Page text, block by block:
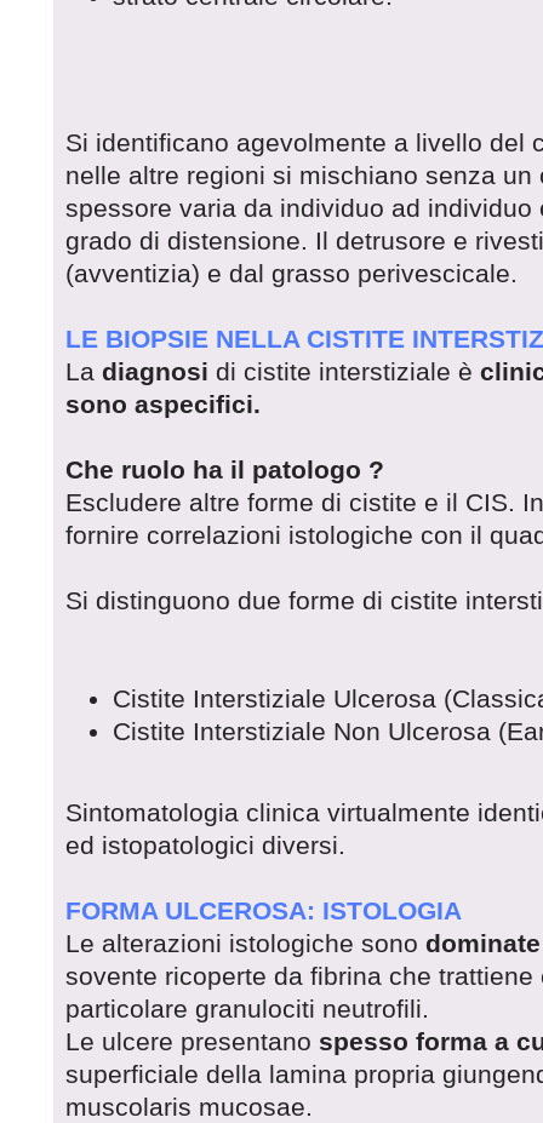
Si identificano agevolmente a livello del
nelle altre regioni si mischiano senza
spessore varia da individuo ad individuo
grado di distensione. Il detrusore e
(avventizia) e dal grasso perivescicale.
LE BIOPSIE NELLA CISTITE
Ladiagnosi di cistite interstiziale è
sono aspecifici.
Che ruolo ha il patologo ?
Escludere altre forme di cistite e il CIS.
fornire correlazioni istologiche con il
Si distinguono due forme di cistite
Cistite Interstiziale Ulcerosa
Cistite Interstiziale Non Ulcerosa
Sintomatologia clinica virtualmente
ed istopatologici diversi.
FORMA ULCEROSA: ISTOLOGIA
Le alterazioni istologiche sono
sovente ricoperte da fibrina che
particolare granulociti neutrofili.
Le ulcere presentano spesso forma a
superficiale della lamina propria
muscolaris mucosae.